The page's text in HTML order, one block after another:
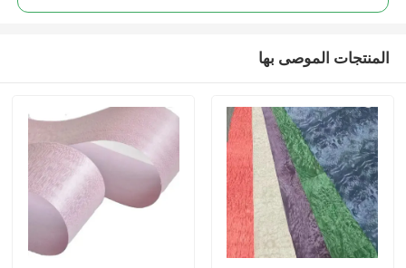
المنتجات الموصى بها